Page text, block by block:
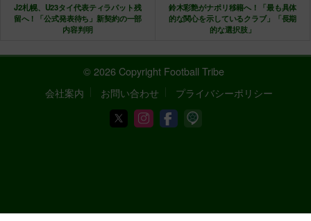
J2札幌、U23タイ代表ティラパット残
留へ！「公式発表待ち」新契約の一部
内容判明
鈴木彩艶がナポリ移籍へ！「最も具体
的な関心を示しているクラブ」「長期
的な選択肢」
© 2026 Copyright Football Tribe
会社案内
お問い合わせ プライバシーポリシー